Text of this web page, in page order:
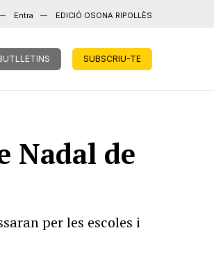
Entra EDICIÓ OSONA RIPOLLÈS
SUBSCRIU-TE
Nadal de
per les escoles i